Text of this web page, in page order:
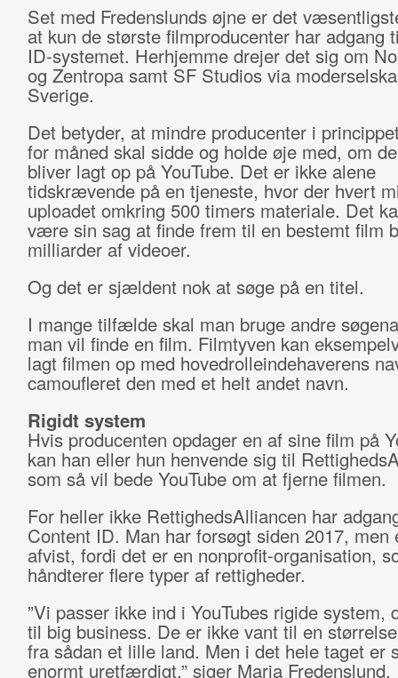
Set med Fredenslunds øjne er det
at kun de største filmproducenter har adgang
ID-systemet. Herhjemme drejer det sig om
og Zentropa samt SF Studios via
Sverige.
Det betyder, at mindre producenter i
for måned skal sidde og holde øje med, om
bliver lagt op på YouTube. Det er ikke alene
tidskrævende på en tjeneste, hvor der hvert
uploadet omkring 500 timers materiale. Det
være sin sag at finde frem til en bestemt film
milliarder af videoer.
Og det er sjældent nok at søge på en titel.
I mange tilfælde skal man bruge andre
man vil finde en film. Filmtyven kan
lagt filmen op med hovedrolleindehaverens
camoufleret den med et helt andet navn.
Rigidt system
Hvis producenten opdager en af sine film på
kan han eller hun henvende sig til
som så vil bede YouTube om at fjerne filmen.
For heller ikke RettighedsAlliancen har
Content ID. Man har forsøgt siden 2017, men
afvist, fordi det er en nonprofit-organisation,
håndterer flere typer af rettigheder.
”Vi passer ikke ind i YouTubes rigide system,
til big business. De er ikke vant til en
fra sådan et lille land. Men i det hele taget er
enormt uretfærdigt,” siger Maria Fredenslund.